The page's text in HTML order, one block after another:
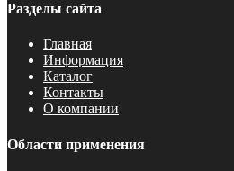
Разделы сайта
Главная
Информация
Каталог
Контакты
О компании
Области применения